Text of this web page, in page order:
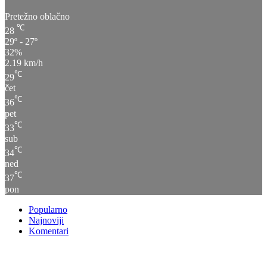
Pretežno oblačno
28 ℃
29º - 27º
32%
2.19 km/h
29℃
čet
36℃
pet
33℃
sub
34℃
ned
37℃
pon
Popularno
Najnoviji
Komentari